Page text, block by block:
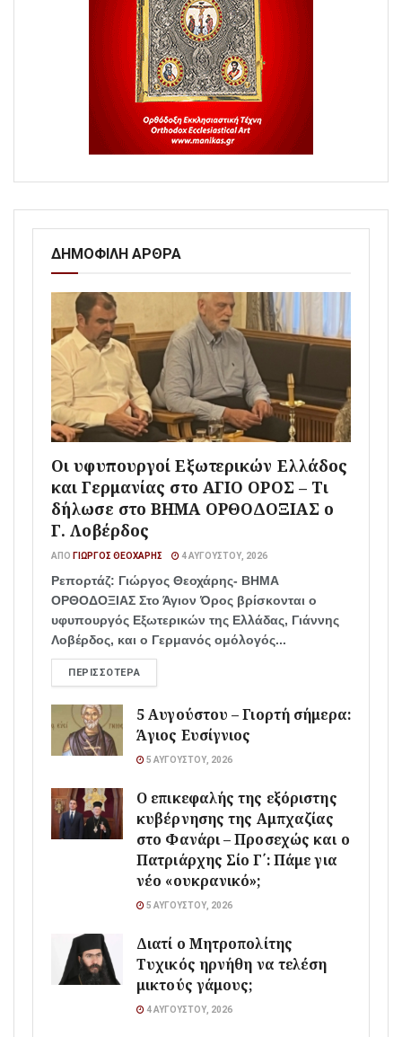
ΔΗΜΟΦΙΛΗ ΑΡΘΡΑ
Οι υφυπουργοί Εξωτερικών Ελλάδος
και Γερμανίας στο ΑΓΙΟ ΟΡΟΣ – Τι
δήλωσε στο ΒΗΜΑ ΟΡΘΟΔΟΞΙΑΣ ο
Γ. Λοβέρδος
ΑΠΌ ΓΙΏΡΓΟΣ ΘΕΟΧΆΡΗΣ 4 ΑΥΓΟΎΣΤΟΥ, 2026
Ρεπορτάζ: Γιώργος Θεοχάρης- ΒΗΜΑ
ΟΡΘΟΔΟΞΙΑΣ Στο Άγιον Όρος βρίσκονται ο
υφυπουργός Εξωτερικών της Ελλάδας, Γιάννης
Λοβέρδος, και ο Γερμανός ομόλογός...
ΠΕΡΙΣΣΌΤΕΡΑ
5 Αυγούστου – Γιορτή σήμερα:
Άγιος Ευσίγνιος
5 ΑΥΓΟΎΣΤΟΥ, 2026
Ο επικεφαλής της εξόριστης
κυβέρνησης της Αμπχαζίας
στο Φανάρι – Προσεχώς και ο
Πατριάρχης Σίο Γ΄: Πάμε για
νέο «ουκρανικό»;
5 ΑΥΓΟΎΣΤΟΥ, 2026
Διατί ο Μητροπολίτης
Τυχικός ηρνήθη να τελέση
μικτούς γάμους;
4 ΑΥΓΟΎΣΤΟΥ, 2026